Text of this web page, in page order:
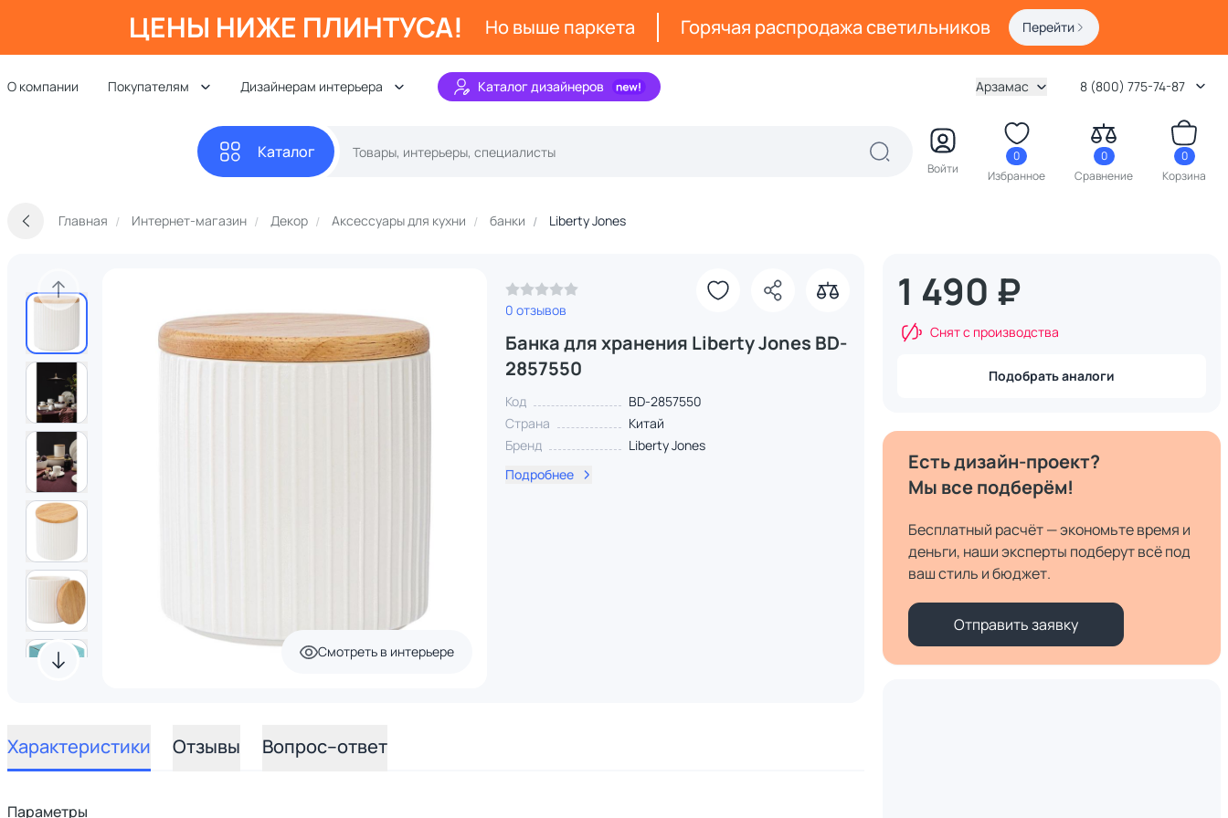
ЦЕНЫ НИЖЕ ПЛИНТУСА! Но выше паркета Горячая распродажа светильников Перейти
О компании Покупателям Дизайнерам интерьера Каталог дизайнеров Арзамас 8 (800) 775-74-87
Каталог
Войти
0
Избранное
0
Сравнение
0
Корзина
Главная Интернет-магазин Декор Аксессуары для кухни банки Liberty Jones
Смотреть в интерьере
0 отзывов
Банка для хранения Liberty Jones BD-
2857550
Код
BD-2857550
Страна
Китай
Бренд
Liberty Jones
Подробнее
Характеристики Отзывы Вопрос–ответ
Параметры
1 490 ₽
Снят с производства
Подобрать аналоги
Есть дизайн-проект?
Мы все подберём!
Бесплатный расчёт — экономьте время и
деньги, наши эксперты подберут всё под
ваш стиль и бюджет.
Отправить заявку